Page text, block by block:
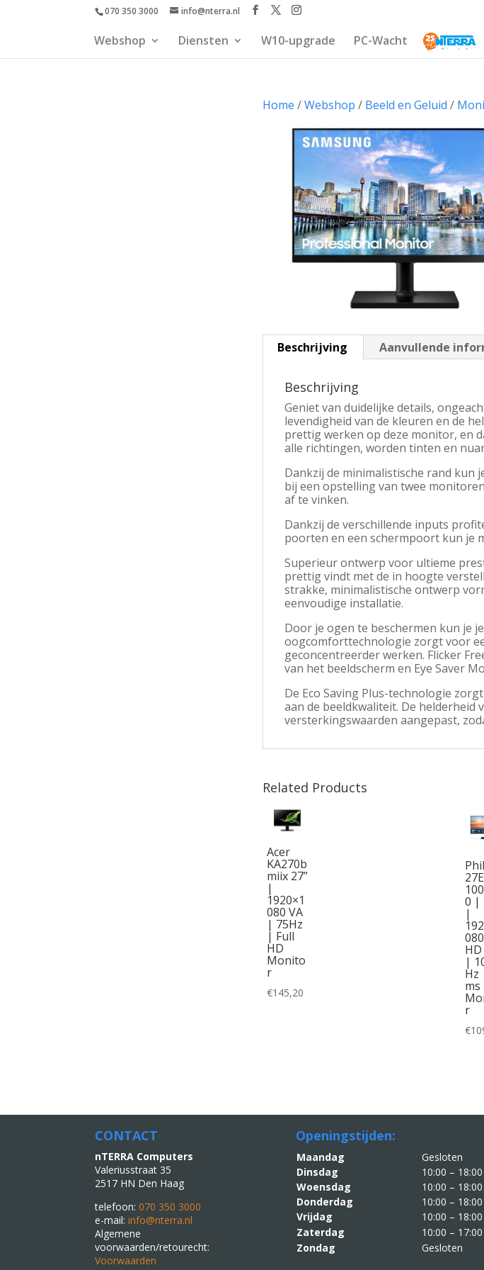
070 350 3000 info@nterra.nl
Webshop Diensten W10-upgrade PC-Wacht
Home /Webshop / Beeld en Geluid /
Beschrijving Aanvullende
Beschrijving
Geniet van duidelijke details,
levendigheid van de kleuren en de
prettig werken op deze monitor, en
alle richtingen, worden tinten en
Dankzij de minimalistische rand kun
bij een opstelling van twee
af te vinken.
Dankzij de verschillende inputs
poorten en een schermpoort kun je
Superieur ontwerp voor ultieme
prettig vindt met de in hoogte
strakke, minimalistische ontwerp
eenvoudige installatie.
Door je ogen te beschermen kun je
oogcomforttechnologie zorgt voor
geconcentreerder werken. Flicker
van het beeldscherm en Eye Saver
De Eco Saving Plus-technologie
aan de beeldkwaliteit. De helderheid
versterkingswaarden aangepast,
Related Products
Acer
KA270b
miix 27”
|
1920×1
080 VA
| 75Hz
| Full
HD
Monito
r
€145,20
0 |
|
HD
|
Hz
ms
r
€
CONTACT
nTERRA Computers
Valeriusstraat 35
2517 HN Den Haag
telefoon:070 350 3000
e-mail:info@nterra.nl
Algemene
voorwaarden/retourecht:
Voorwaarden
Openingstijden:
Maandag
Gesloten
Dinsdag
10:00 – 18:00
Woensdag
10:00 – 18:00
Donderdag
10:00 – 18:00
Vrijdag
10:00 – 18:00
Zaterdag
10:00 – 17:00
Zondag
Gesloten